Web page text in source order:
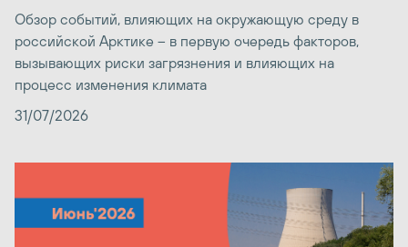
Обзор событий, влияющих на окружающую среду в
российской Арктике – в первую очередь факторов,
вызывающих риски загрязнения и влияющих на
процесс изменения климата
31/07/2026